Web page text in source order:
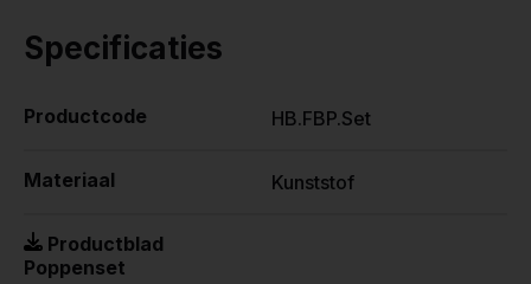
Specificaties
Productcode HB.FBP.Set
Materiaal Kunststof
Productblad
Poppenset